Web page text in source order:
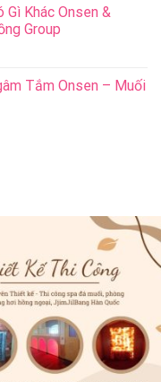
Khác Onsen &
Group
Tắm Onsen – Muối